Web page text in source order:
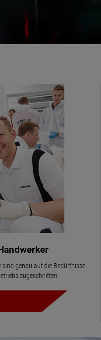
sind genau auf die Bedürfnisse
zugeschnitten.